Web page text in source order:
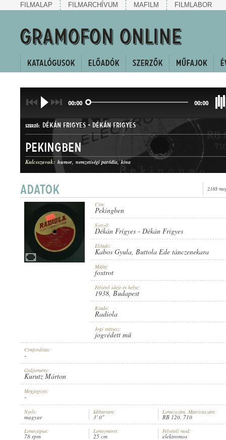
FILMALAP FILMARCHÍVUM MAFILM FILMLABOR
00:00 00:00
SZERZŐ: DÉKÁN FRIGYES-DÉKÁN FRIGYES
MŰFAJ: FOXTROT
KIADÓ: RADIOLA
LEMEZSZÁM:
Pekingben
Kulcsszavak: humor nemzetiségi paródia kína
2188
Cím:
Pekingben
Szerző:
Dékán Frigyes - Dékán Frigyes
Előadó:
Kabos Gyula, Buttola Ede tánczenekara
Műfaj:
foxtrot
Felvétel ideje és helye:
1938, Budapest
Kiadó:
Radiola
Jogi státusz:
jogvédett mű
Címfordítás:
-
Gyűjtemény:
Kurutz Márton
Megjegyzés:
-
Nyelv:
magyar
Időtartam:
3' 0"
Lemezszám, Matricaszám:
RB 120, 710
Lemeztípus:
78 rpm
Lemezméret:
25 cm
Felvételi mód:
elektromos